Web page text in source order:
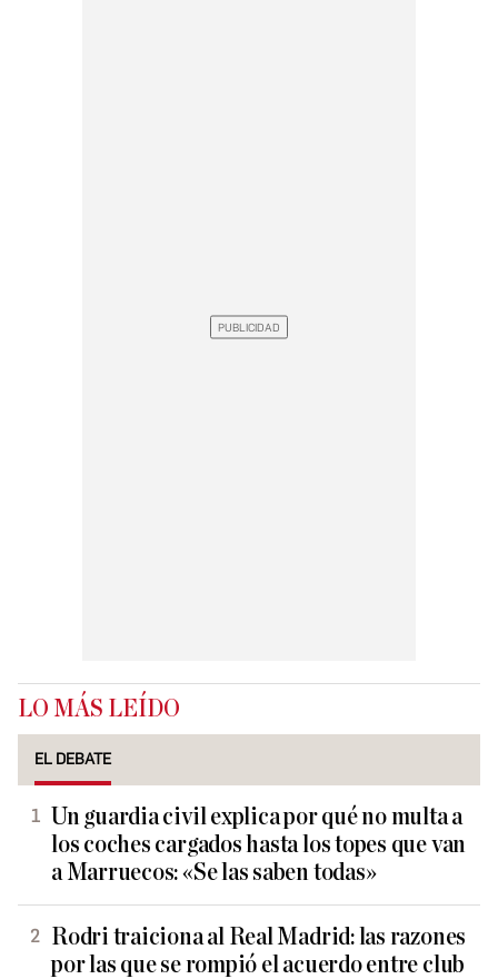
LO MÁS LEÍDO
EL DEBATE
Un guardia civil explica por qué no multa a
los coches cargados hasta los topes que van
a Marruecos: «Se las saben todas»
Rodri traiciona al Real Madrid: las razones
por las que se rompió el acuerdo entre club